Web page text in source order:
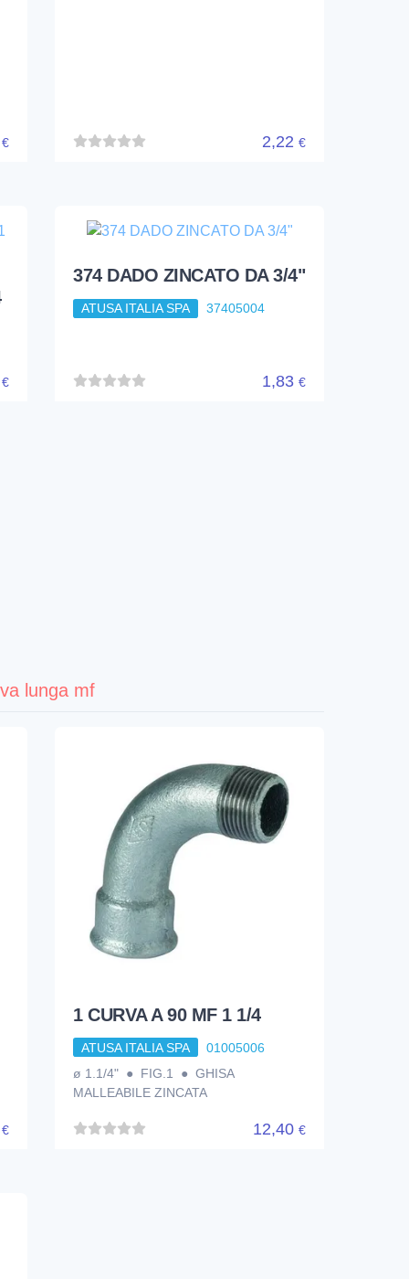
€ 2,22 €
€
374 DADO ZINCATO DA 3/4"
ATUSA ITALIA SPA 37405004
1,83 €
lunga mf
€
1 CURVA A 90 MF 1 1/4
ATUSA ITALIA SPA
01005006
ø 1.1/4" ● FIG.1 ● GHISA
MALLEABILE ZINCATA
12,40 €